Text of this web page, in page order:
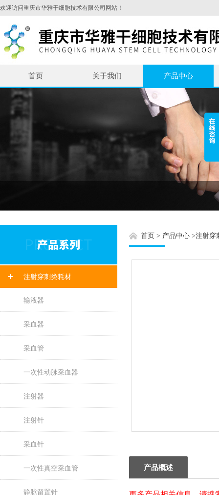
欢迎访问重庆市华雅干细胞技术有限公司网站！
首页 关于我们 产品中心
注射穿刺类耗材
输液器
采血器
采血管
一次性动脉采血器
注射器
注射针
采血针
一次性真空采血管
静脉留置针
首页 > 产品中心 >注射穿
产品概述